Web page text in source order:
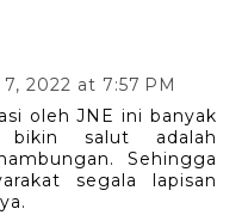
2022 at 7:57 PM
oleh JNE ini banyak
salut adalah
Sehingga
segala lapisan